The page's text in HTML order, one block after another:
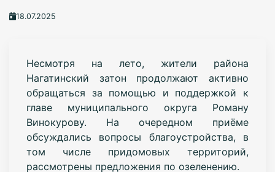
18.07.2025
Несмотря на лето, жители района
Нагатинский затон продолжают активно
обращаться за помощью и поддержкой к
главе муниципального округа Роману
Винокурову. На очередном приёме
обсуждались вопросы благоустройства, в
том числе придомовых территорий,
рассмотрены предложения по озеленению.